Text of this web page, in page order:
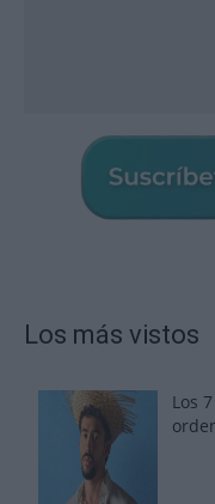
Los más vistos
Los